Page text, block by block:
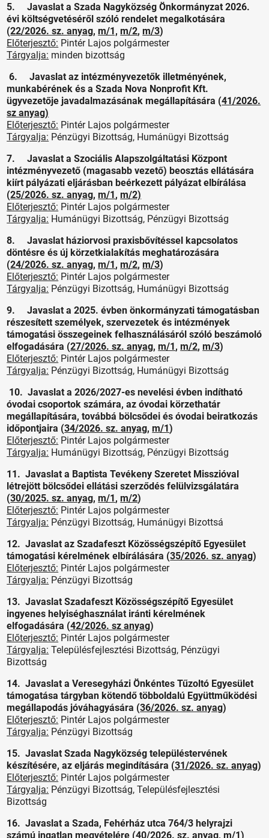
5. Javaslat a Szada Nagyközség Önkormányzat 2026.
évi költségvetéséről szóló rendelet megalkotására
(22/2026. sz. anyag,m/1, m/2,m/3)
Előterjesztő: Pintér Lajos polgármester
Tárgyalja: minden bizottság
6. Javaslat az intézményvezetők illetményének,
munkabérének és a Szada Nova Nonprofit Kft.
ügyvezetője javadalmazásának megállapítására (41/2026.
sz anyag)
Előterjesztő: Pintér Lajos polgármester
Tárgyalja: Pénzügyi Bizottság, Humánügyi Bizottság
7. Javaslat a Szociális Alapszolgáltatási Központ
intézményvezető (magasabb vezető) beosztás ellátására
kiírt pályázati eljárásban beérkezett pályázat elbírálása
(25/2026. sz. anyag,m/1,m/2)
Előterjesztő: Pintér Lajos polgármester
Tárgyalja: Humánügyi Bizottság, Pénzügyi Bizottság
8. Javaslat háziorvosi praxisbővítéssel kapcsolatos
döntésre és új körzetkialakítás meghatározására
(24/2026. sz. anyag,m/1,m/2,m/3)
Előterjesztő: Pintér Lajos polgármester
Tárgyalja: Pénzügyi Bizottság, Humánügyi Bizottság
9. Javaslat a 2025. évben önkormányzati támogatásban
részesített személyek, szervezetek és intézmények
támogatási összegeinek felhasználásáról szóló beszámoló
elfogadására (27/2026. sz. anyag,m/1,m/2,m/3)
Előterjesztő: Pintér Lajos polgármester
Tárgyalja: Pénzügyi Bizottság, Humánügyi Bizottság
10. Javaslat a 2026/2027-es nevelési évben indítható
óvodai csoportok számára, az óvodai körzethatár
megállapítására, továbbá bölcsődei és óvodai beiratkozás
időpontjaira (34/2026. sz. anyag,m/1)
Előterjesztő: Pintér Lajos polgármester
Tárgyalja: Humánügyi Bizottság, Pénzügyi Bizottság
11. Javaslat a Baptista Tevékeny Szeretet Misszióval
létrejött bölcsődei ellátási szerződés felülvizsgálatára
(30/2025. sz. anyag,m/1,m/2)
Előterjesztő: Pintér Lajos polgármester
Tárgyalja: Pénzügyi Bizottság, Humánügyi Bizottsá
12. Javaslat az Szadafeszt Közösségszépítő Egyesület
támogatási kérelmének elbírálására (35/2026. sz. anyag)
Előterjesztő: Pintér Lajos polgármester
Tárgyalja: Pénzügyi Bizottság
13. Javaslat Szadafeszt Közösségszépítő Egyesület
ingyenes helyiséghasználat iránti kérelmének
elfogadására (42/2026. sz anyag)
Előterjesztő: Pintér Lajos polgármester
Tárgyalja: Településfejlesztési Bizottság, Pénzügyi
Bizottság
14. Javaslat a Veresegyházi Önkéntes Tűzoltó Egyesület
támogatása tárgyban kötendő többoldalú Együttműködési
megállapodás jóváhagyására (36/2026. sz. anyag)
Előterjesztő: Pintér Lajos polgármester
Tárgyalja: Pénzügyi Bizottság
15. Javaslat Szada Nagyközség településtervének
készítésére, az eljárás megindítására (31/2026. sz. anyag)
Előterjesztő: Pintér Lajos polgármester
Tárgyalja: Pénzügyi Bizottság, Településfejlesztési
Bizottság
16. Javaslat a Szada, Fehérház utca 764/3 helyrajzi
számú ingatlan megvételére (40/2026. sz. anyag,m/1)